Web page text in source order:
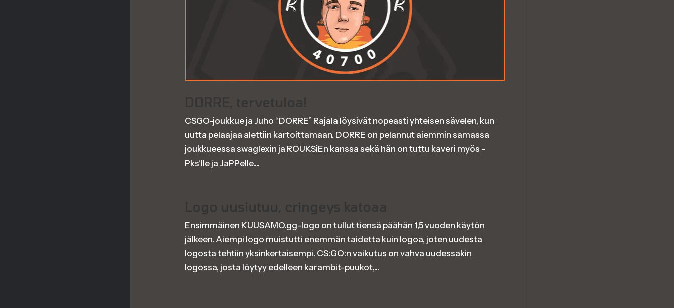
CSGO-joukkue ja Juho “DORRE” Rajala löysivät nopeasti yhteisen sävelen, kun
uutta pelaajaa alettiin kartoittamaan. DORRE on pelannut aiemmin samassa
joukkueessa swaglexin ja ROUKSiEn kanssa sekä hän on tuttu kaveri myös -
Pks’lle ja JaPPelle....
Ensimmäinen KUUSAMO.gg-logo on tullut tiensä päähän 1,5 vuoden käytön
jälkeen. Aiempi logo muistutti enemmän taidetta kuin logoa, joten uudesta
logosta tehtiin yksinkertaisempi. CS:GO:n vaikutus on vahva uudessakin
logossa, josta löytyy edelleen karambit-puukot,...